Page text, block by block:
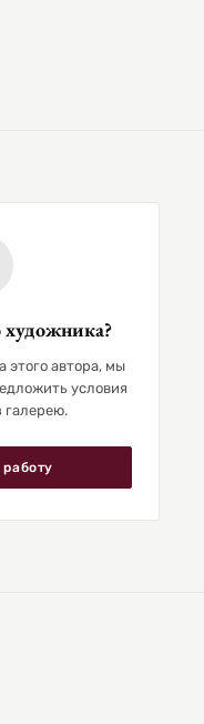
художника?
этого автора, мы
условия
галерею.